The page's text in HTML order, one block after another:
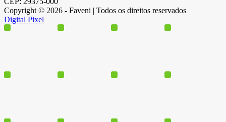
Copyright © 2026 - Faveni | Todos os direitos reservados
Digital Pixel